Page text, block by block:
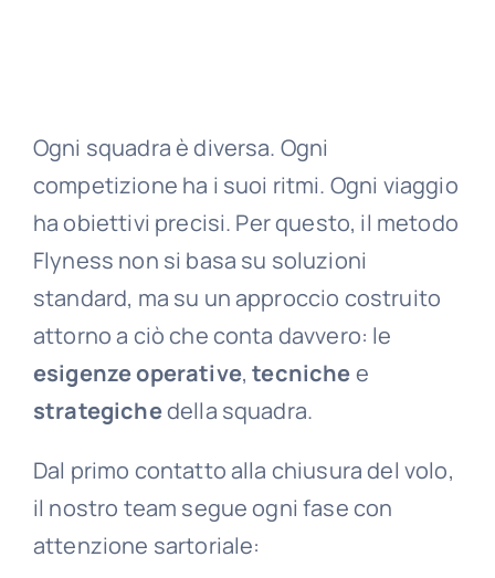
Ogni squadra è diversa. Ogni
competizione ha i suoi ritmi. Ogni viaggio
ha obiettivi precisi. Per questo, il metodo
Flyness non si basa su soluzioni
standard, ma su un approccio costruito
attorno a ciò che conta davvero: le
esigenze operative, tecnichee
strategichedella squadra.
Dal primo contatto alla chiusura del volo,
il nostro team segue ogni fase con
attenzione sartoriale: